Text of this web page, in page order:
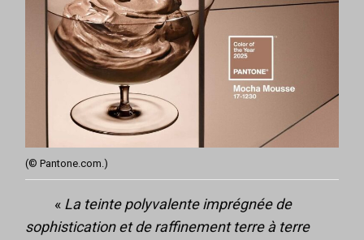
(© Pantone.com.)
« La teinte polyvalente imprégnée de
sophistication et de raffinement terre à terre